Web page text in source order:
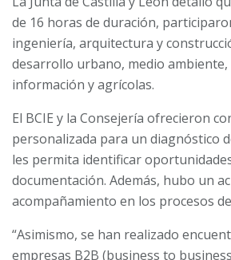
de 16 horas de duración,
ingeniería, arquitectura y
desarrollo urbano, medio ambiente,
información y agrícolas.
El BCIE y la Consejería ofrecieron
personalizada para un diagnóstico
les permita identificar
documentación. Además, hubo un
acompañamiento en los procesos
“Asimismo, se han realizado
empresas B2B (business to